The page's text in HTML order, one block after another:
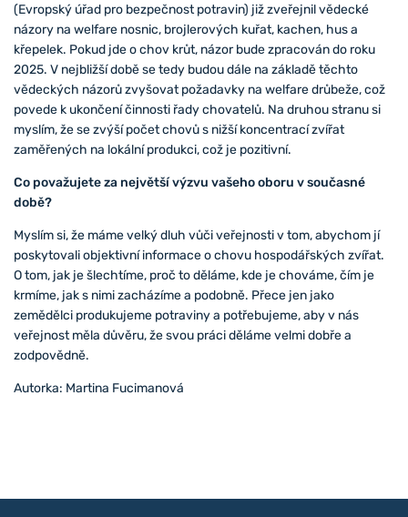
(Evropský úřad pro bezpečnost potravin) již zveřejnil vědecké
názory na welfare nosnic, brojlerových kuřat, kachen, hus a
křepelek. Pokud jde o chov krůt, názor bude zpracován do roku
2025. V nejbližší době se tedy budou dále na základě těchto
vědeckých názorů zvyšovat požadavky na welfare drůbeže, což
povede k ukončení činnosti řady chovatelů. Na druhou stranu si
myslím, že se zvýší počet chovů s nižší koncentrací zvířat
zaměřených na lokální produkci, což je pozitivní.
Co považujete za největší výzvu vašeho oboru v současné
době?
Myslím si, že máme velký dluh vůči veřejnosti v tom, abychom jí
poskytovali objektivní informace o chovu hospodářských zvířat.
O tom, jak je šlechtíme, proč to děláme, kde je chováme, čím je
krmíme, jak s nimi zacházíme a podobně. Přece jen jako
zemědělci produkujeme potraviny a potřebujeme, aby v nás
veřejnost měla důvěru, že svou práci děláme velmi dobře a
zodpovědně.
Autorka: Martina Fucimanová